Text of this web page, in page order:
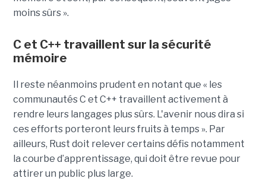
moins sûrs ».
C et C++ travaillent sur la sécurité
mémoire
Il reste néanmoins prudent en notant que « les
communautés C et C++ travaillent activement à
rendre leurs langages plus sûrs. L'avenir nous dira si
ces efforts porteront leurs fruits à temps ». Par
ailleurs, Rust doit relever certains défis notamment
la courbe d’apprentissage, qui doit être revue pour
attirer un public plus large.